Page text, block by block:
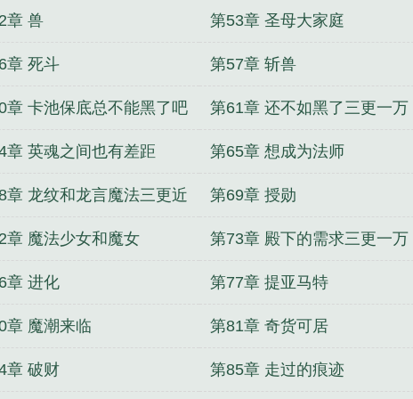
章 兽 第53章 圣母大家庭
章 死斗 第57章 斩兽
章 卡池保底总不能黑了吧 第61章 还不如黑了三更一万
章 英魂之间也有差距 第65章 想成为法师
章 龙纹和龙言魔法三更近
月票
第69章 授勋
章 魔法少女和魔女 第73章 殿下的需求三更一万
章 进化 第77章 提亚马特
章 魔潮来临 第81章 奇货可居
章 破财 第85章 走过的痕迹